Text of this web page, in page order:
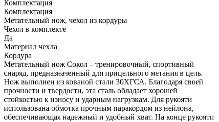
Комплектация
Комплектация
Метательный нож, чехол из кордуры
Чехол в комплекте
Да
Материал чехла
Кордура
Метательный нож Сокол – тренировочный, спортивный
снаряд, предназначенный для прицельного метания в цель.
Нож выполнен из кованой стали 30ХГСА. Благодаря своей
прочности и твердости, эта сталь обладает хорошей
стойкостью к износу и ударным нагрузкам. Для рукояти
использована обмотка прочным паракордом из нейлона,
обеспечивающая надежный и удобный хват. На конце рукояти